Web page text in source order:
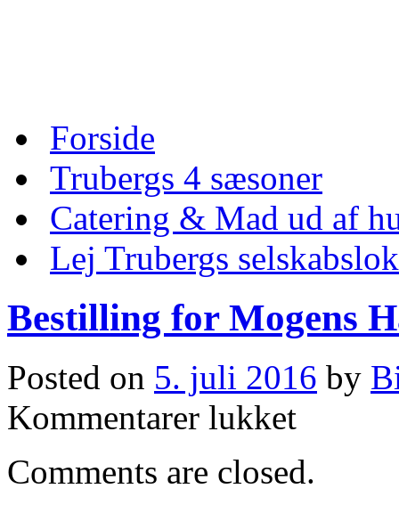
to
Forside
Trubergs 4 sæsoner
Catering & Mad ud af
Lej Trubergs
Bestilling for Mogens
Posted on 5. juli 2016 by
Kommentarer lukket
Haagensen
Comments are closed.